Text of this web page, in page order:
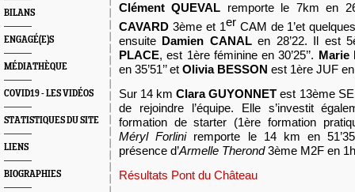
BILANS
ENGAGÉ(E)S
MÉDIATHÈQUE
COVID19 - LES VIDÉOS
STATISTIQUES DU SITE
LIENS
BIOGRAPHIES
Clément QUEVAL remporte le 7km en
CAVARD 3ème et 1er CAM de 1’et
ensuite Damien CANAL en 28’22. Il est
PLACE, est 1ère féminine en 30’25’’. Marie
en 35’51’’ et Olivia BESSON est 1ère JUF en
Sur 14 kmClara GUYONNET est 13ème
de rejoindre l’équipe. Elle s’investit
formation de starter (1ère formation
Méryl Forliniremporte le 14 km en
présence d’Armelle Therond3ème M2F en
Résultats Pont du Château